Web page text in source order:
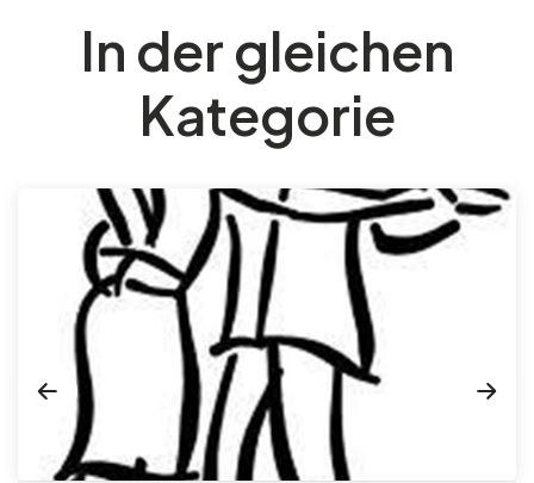
In der gleichen
Kategorie